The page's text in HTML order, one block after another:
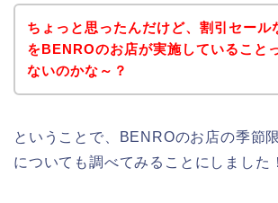
ちょっと思ったんだけど、割引セール
をBENROのお店が実施していること
ないのかな～？
ということで、BENROのお店の季節
についても調べてみることにしました！